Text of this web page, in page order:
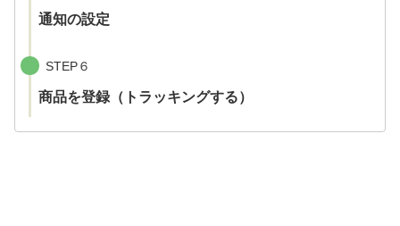
通知の設定
STEP６
商品を登録（トラッキングする）